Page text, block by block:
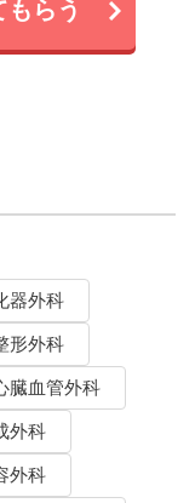
らう
器外科
形外科
臓血管外科
外科
外科